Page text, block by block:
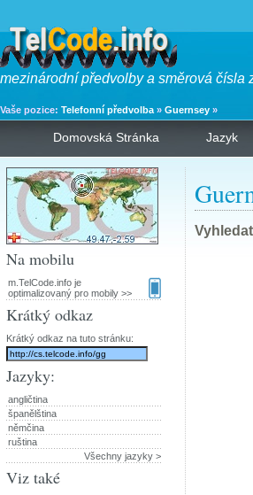
mezinárodní předvolby a směrová čísla
Vaše pozice: Telefonní předvolba » Guernsey »
Domovská Stránka Jazyk
Na mobilu
m.TelCode.info je
optimalizovaný pro mobily >>
Krátký odkaz
Krátký odkaz na tuto stránku:
Jazyky:
angličtina
španělština
němčina
ruština
Všechny jazyky >
Viz také